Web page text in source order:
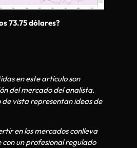
73.75 dólares?
en este artículo son
del mercado del analista.
de vista representan ideas de
en los mercados conlleva
con un profesional regulado